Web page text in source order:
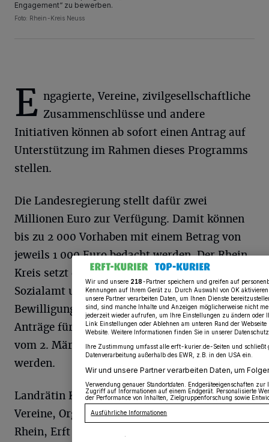
Engagement“ zu bewerben.
Foto: Rhein-Kreis Neuss
E ngagierte, Vereine, zivilgesellschaftliche
Zusammenschlüsse und andere
Initiativen können ab sofort einen Antrag auf
Unterstützung im Rahmen dieses Programms
stellen.
Die Landesregierung stellt dafür zwei
Millionen Euro zur Verfügung. Damit können
bis zu 2 000 Vorhaben mit einem Betrag von
jeweils 1 000 Euro bedacht werden. Der Rhein-
Kreis setzt das Programm mit seinem
Sozialamt um und erhält 49 000 Euro zur
Bewilligung von insgesamt 49 Maßnahmen.
Anträge für die Förderperiode 2026 können
vom 2. März bis zum 1. November gestellt
werden.
Landrätin Katharina Reinhold ruft alle
Vereine, Organisationen und Initiativen an
Rhein, Erft und Gillbach dazu auf, sich mit
Wir und unsere 218-Partner speichern und greifen auf
Kennungen auf Ihrem Gerät zu. Durch Auswahl von OK
unsere Partner verarbeiten Daten, um Ihnen Dienste
sind, sind manche Inhalte und Anzeigen möglicherweise nicht
jederzeit wieder aufrufen, um Ihre Einstellungen zu ändern
Link Einstellungen oder Ablehnen am unteren Rand der
Website. Weitere Informationen finden Sie in unserer
Ihre Zustimmung umfasst alle erft-kurier.de-Seiten und schließt
Datenverarbeitung außerhalb des EWR, z.B. in den USA ein.
Wir und unsere Partner verarbeiten Daten, um
Verwendung genauer Standortdaten. Endgeräteeigenschaften
Zugriff auf Informationen auf einem Endgerät. Personalisierte
der Performance von Inhalten, Zielgruppenforschung sowie
Ausführliche Informationen